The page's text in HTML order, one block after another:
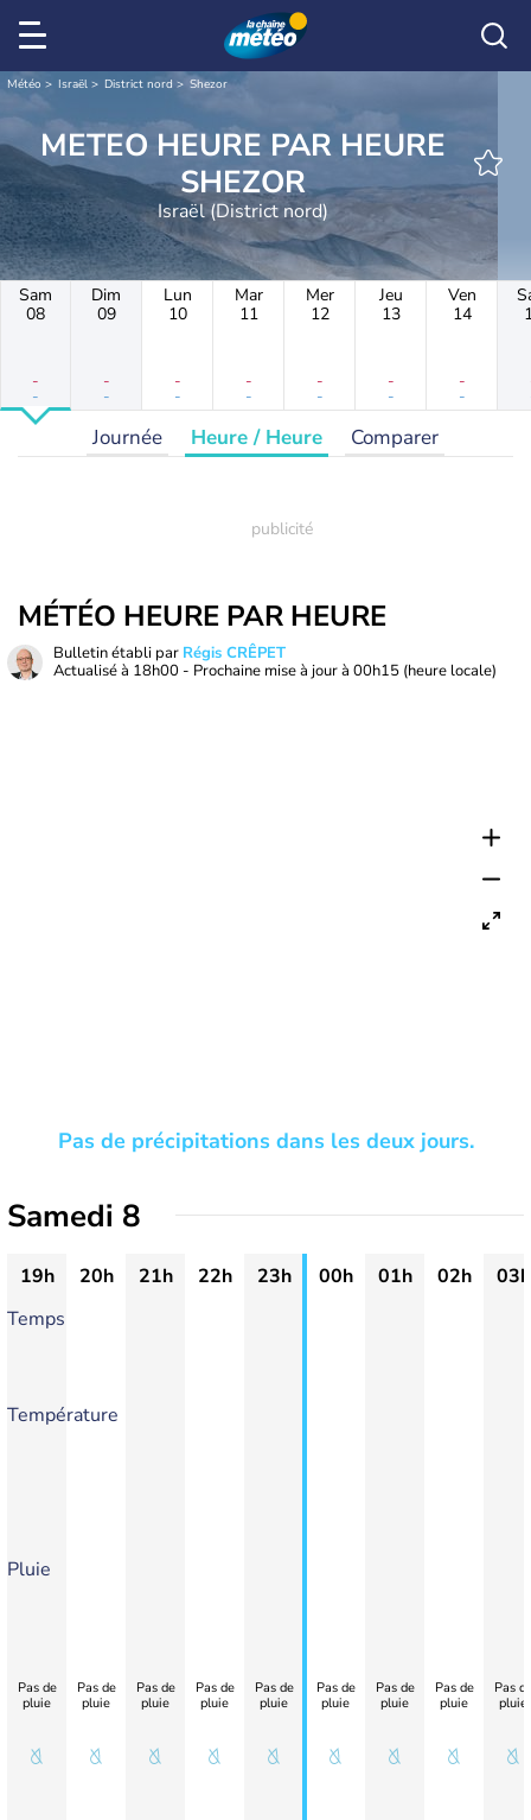
Météo Israël District nord Shezor
METEO HEURE PAR HEURE
SHEZOR
Israël (District nord)
Sam
08
-
-
Dim
09
-
-
Lun
10
-
-
Mar
11
-
-
Mer
12
-
-
Jeu
13
-
-
Ven
14
-
-
Journée Heure / Heure Comparer
MÉTÉO HEURE PAR HEURE
Bulletin établi par Régis CRÊPET
Actualisé à 18h00 - Prochaine mise à jour à 00h15 (heure locale)
Pas de précipitations dans les deux jours.
Samedi 8
19h 20h 21h 22h 23h 00h 01h 02h
03h
Temps
Température
Pluie
Pas de
pluie
Pas de
pluie
Pas de
pluie
Pas de
pluie
Pas de
pluie
Pas de
pluie
Pas de
pluie
Pas de
pluie
Pas
pluie